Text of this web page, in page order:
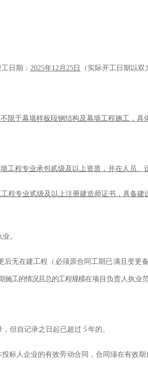
工日期：2025年12月25日 （实际开工日期以
限于幕墙样板段钢结构及幕墙工程施工，具
工程专业承包贰级及以上资质，并在人员、
程专业贰级及以上注册建造师证书，具备
。
后无在建工程（ 必须原合同工期已满且变更
施工的情况且总的工程规模在项目负责人执业
但自记录之日起已超过 5年的。
投标人企业的有效劳动合同， 合同须在有效期